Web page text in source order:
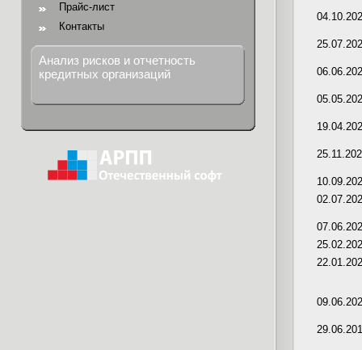
Прайс-лист
Контакты
Анализ рисков и отчетность
кредитных организаций